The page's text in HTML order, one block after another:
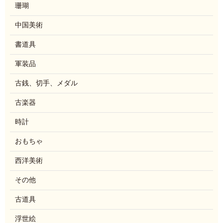
珊瑚
中国美術
書道具
軍装品
古銭、切手、メダル
古楽器
時計
おもちゃ
西洋美術
その他
古道具
浮世絵